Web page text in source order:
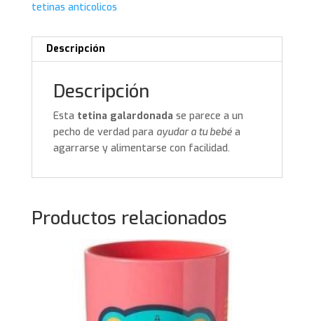
tetinas anticolicos
Descripción
Descripción
Esta tetina galardonada se parece a un
pecho de verdad para ayudar a tu bebéa
agarrarse y alimentarse con facilidad.
Productos relacionados